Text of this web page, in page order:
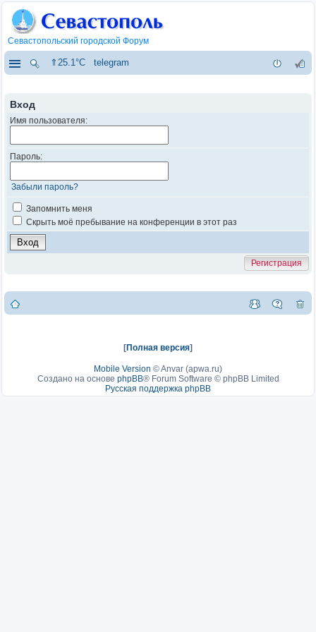
Севастопольский городской Форум
⇑25.1°C telegram
Вход
Имя пользователя:
Пароль:
Забыли пароль?
Запомнить меня
Скрыть моё пребывание на конференции в этот раз
Регистрация
[Полная версия]
Mobile Version ©Anvar (apwa.ru)
Создано на основе phpBB® Forum Software © phpBB Limited
Русская поддержка phpBB